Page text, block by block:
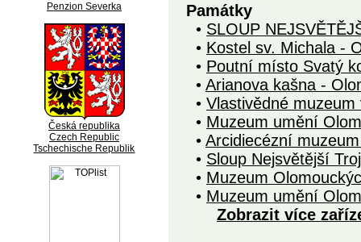
Penzion Severka
Česká republika
Czech Republic
Tschechische Republik
Památky
• SLOUP
• Kostel sv. Michala -
• Poutní místo Svatý
• Arianova kašna -
• Vlastivědné muzeum
• Muzeum umění
• Arcidiecézní
• Sloup Nejsvětější
• Muzeum
• Muzeum umění
Zobrazit více